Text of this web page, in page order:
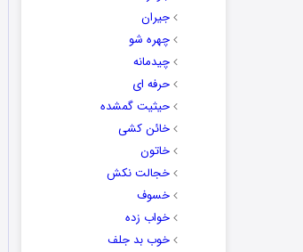
جیران
چهره شو
چیدمانه
حرفه ای
حیثیت گمشده
خائن کشی
خاتون
خجالت نکش
خسوف
خواب زده
خوب بد جلف